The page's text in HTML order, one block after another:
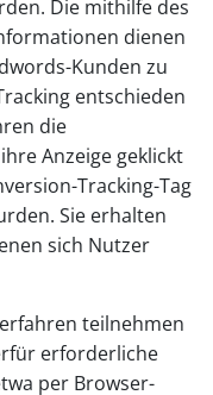
Die mithilfe des
dienen
Kunden zu
entschieden
die
Anzeige geklickt
Tracking-Tag
Sie erhalten
sich Nutzer
teilnehmen
erforderliche
per Browser-